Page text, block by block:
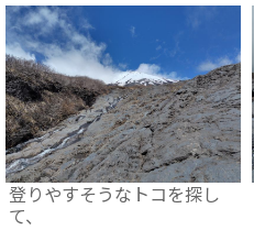
登りやすそうなトコを探し
て、